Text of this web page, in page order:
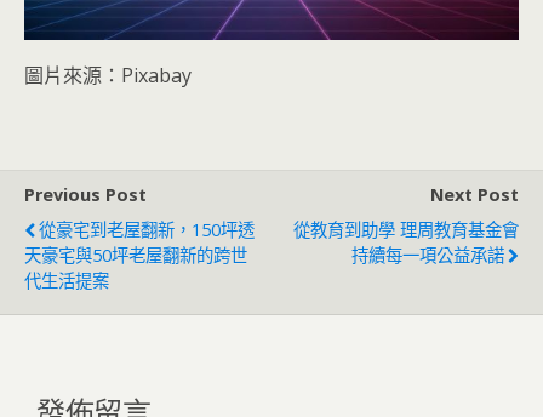
圖片來源：Pixabay
Previous Post
從豪宅到老屋翻新，150坪透
天豪宅與50坪老屋翻新的跨世
代生活提案
Next Post
從教育到助學 理周教育基金會
持續每一項公益承諾